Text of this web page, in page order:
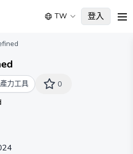
TW 登入
力工具 0